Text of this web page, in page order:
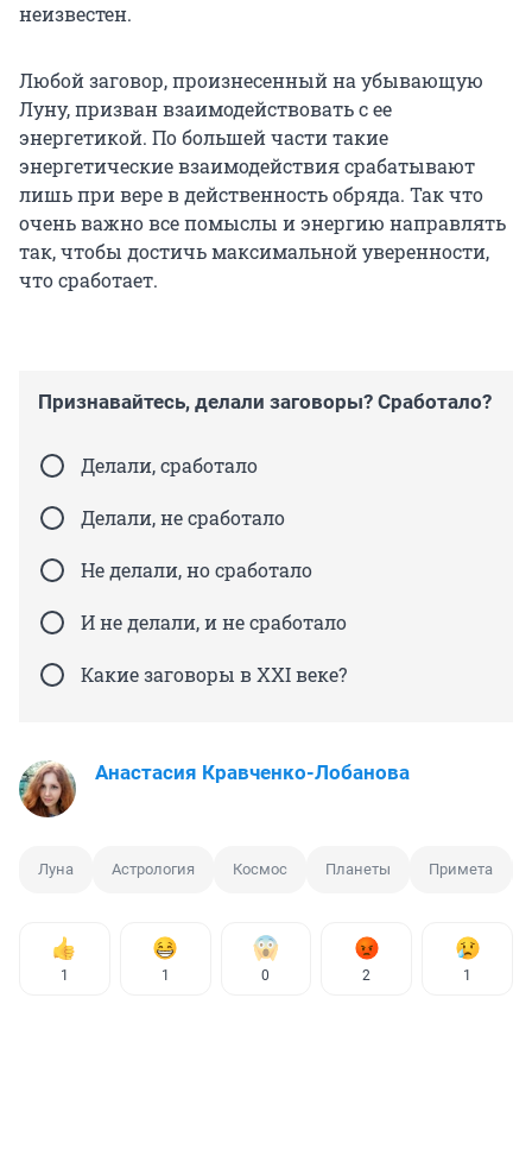
неизвестен.
Любой заговор, произнесенный на убывающую
Луну, призван взаимодействовать с ее
энергетикой. По большей части такие
энергетические взаимодействия срабатывают
лишь при вере в действенность обряда. Так что
очень важно все помыслы и энергию направлять
так, чтобы достичь максимальной уверенности,
что сработает.
Признавайтесь, делали заговоры? Сработало?
Делали, сработало
Делали, не сработало
Не делали, но сработало
И не делали, и не сработало
Какие заговоры в XXI веке?
Анастасия Кравченко-Лобанова
Луна Астрология Космос Планеты Примета
1 1 0 2 1